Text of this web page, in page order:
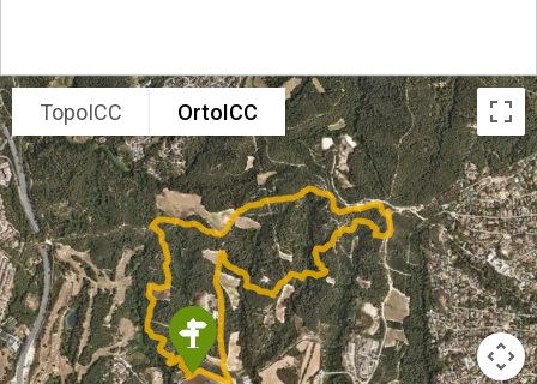
TopoICC OrtoICC